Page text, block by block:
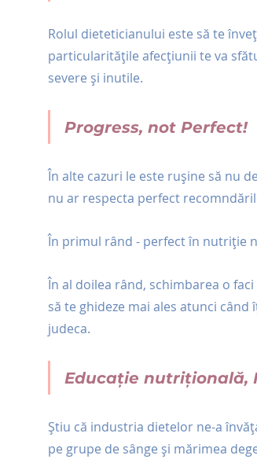
Rolul dieteticianului este să te
particularitățile afecțiunii te va
severe și inutile.
Progress, not Perfect!
În alte cazuri le este rușine să nu
nu ar respecta perfect
În primul rând - perfect în nutriție
În al doilea rând, schimbarea o
să te ghideze mai ales atunci
judeca.
Educație nutrițională,
Știu că industria dietelor ne-a
pe grupe de sânge și mărimea